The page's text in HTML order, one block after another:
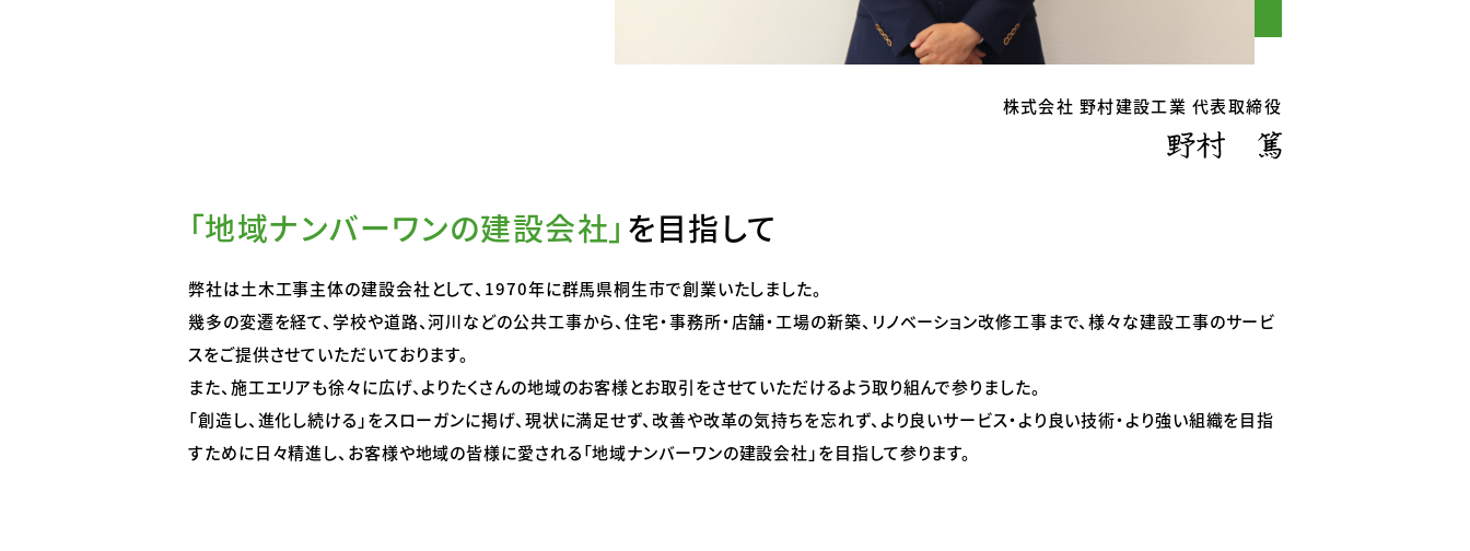
株式会社 野村建設工業 代表取締役
「地域ナンバーワンの建設会社」 を目指して
弊社は土木工事主体の建設会社として、1970年に群馬県桐生市で創業いたしました。
幾多の変遷を経て、学校や道路、河川などの公共工事から、住宅・事務所・店舗・工場の新築、リノベーション改修工事まで、様々な建設工事のサービ
スをご提供させていただいております。
また、施工エリアも徐々に広げ、よりたくさんの地域のお客様とお取引をさせていただけるよう取り組んで参りました。
「創造し、進化し続ける」をスローガンに掲げ、現状に満足せず、改善や改革の気持ちを忘れず、より良いサービス・より良い技術・より強い組織を目指
すために日々精進し、お客様や地域の皆様に愛される「地域ナンバーワンの建設会社」を目指して参ります。